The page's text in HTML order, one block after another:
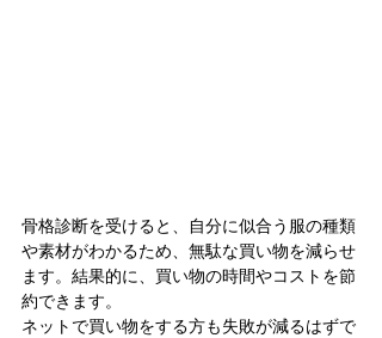
骨格診断を受けると、自分に似合う服の種類
や素材がわかるため、無駄な買い物を減らせ
ます。結果的に、買い物の時間やコストを節
約できます。
ネットで買い物をする方も失敗が減るはずで